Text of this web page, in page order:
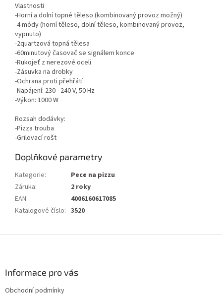
Vlastnosti
-Horní a dolní topné těleso (kombinovaný provoz možný)
-4 módy (horní těleso, dolní těleso, kombinovaný provoz,
vypnuto)
-2quartzová topná tělesa
-60minutový časovač se signálem konce
-Rukojeť z nerezové oceli
-Zásuvka na drobky
-Ochrana proti přehřátí
-Napájení: 230 - 240 V, 50 Hz
-Výkon: 1000 W
Rozsah dodávky:
-Pizza trouba
-Grilovací rošt
Doplňkové parametry
Kategorie:
Pece na pizzu
Záruka:
2 roky
EAN:
4006160617085
Katalogové číslo: 3520
Informace pro vás
Obchodní podmínky